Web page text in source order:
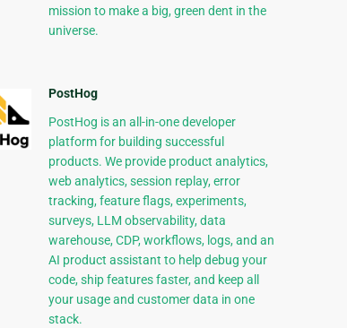
mission to make a big, green dent in the
universe.
PostHog
PostHog is an all-in-one developer
platform for building successful
products. We provide product analytics,
web analytics, session replay, error
tracking, feature flags, experiments,
surveys, LLM observability, data
warehouse, CDP, workflows, logs, and an
AI product assistant to help debug your
code, ship features faster, and keep all
your usage and customer data in one
stack.